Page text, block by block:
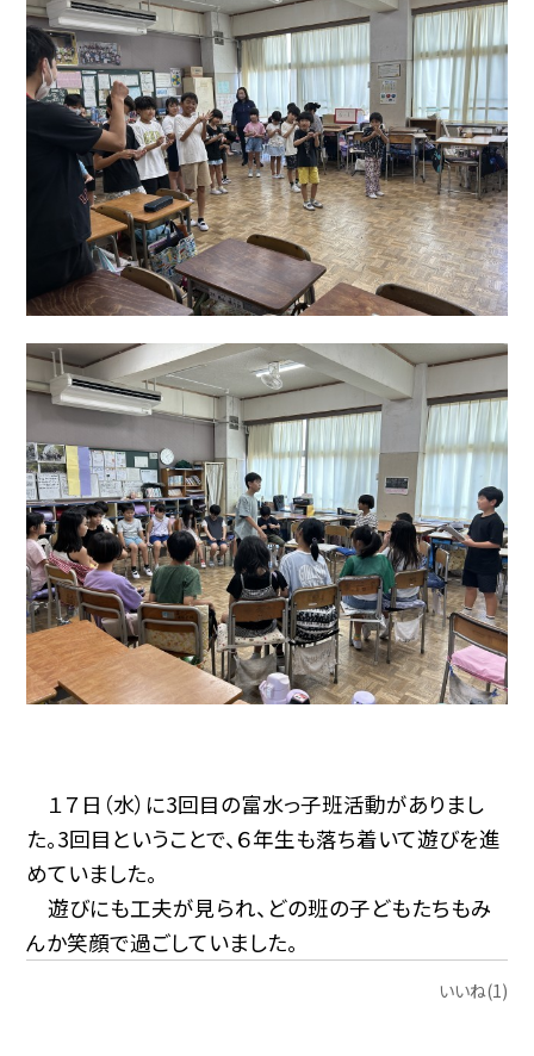
１７日（水）に3回目の富水っ子班活動がありまし
た。3回目ということで、６年生も落ち着いて遊びを進
めていました。
遊びにも工夫が見られ、どの班の子どもたちもみ
んか笑顔で過ごしていました。
いいね(1)